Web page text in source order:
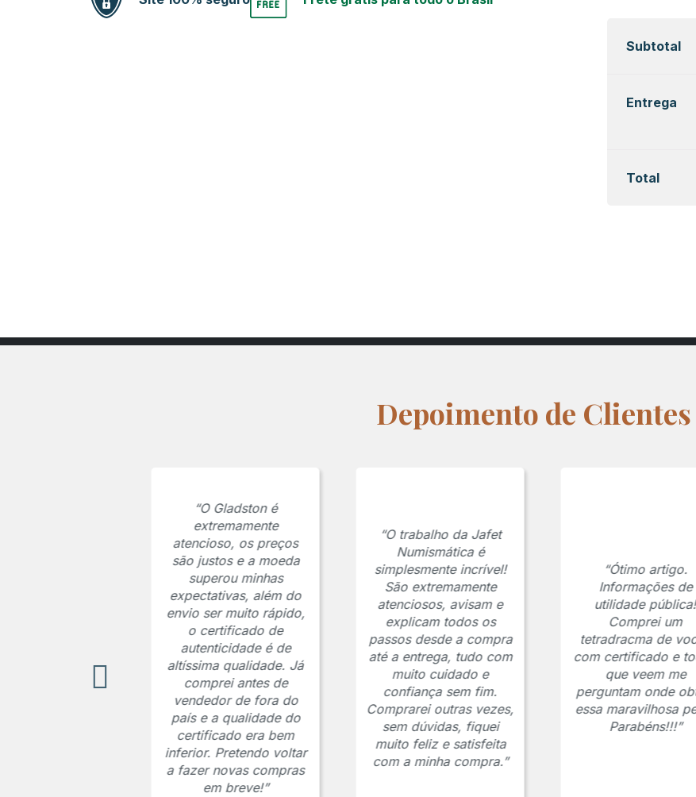
Subtotal
Entrega
Total
Depoimento de Clientes
“O Gladston é
extremamente
atencioso, os preços
são justos e a moeda
superou minhas
expectativas, além do
envio ser muito rápido,
o certificado de
autenticidade é de
altíssima qualidade. Já
comprei antes de
vendedor de fora do
país e a qualidade do
certificado era bem
inferior. Pretendo voltar
a fazer novas compras
em breve!”
“O trabalho da Jafet
Numismática é
simplesmente incrível!
São extremamente
atenciosos, avisam e
explicam todos os
passos desde a compra
até a entrega, tudo com
muito cuidado e
confiança sem fim.
Comprarei outras vezes,
sem dúvidas, fiquei
muito feliz e satisfeita
com a minha compra.”
“Ótimo artigo.
Informações de
utilidade pública!
Comprei um
tetradracma de
com certificado e
que veem me
perguntam onde
essa maravilhosa
Parabéns!!!”